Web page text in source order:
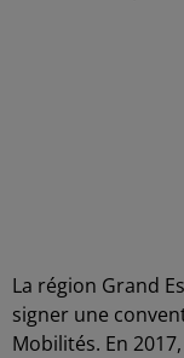
La région Grand
signer une
Mobilités. En